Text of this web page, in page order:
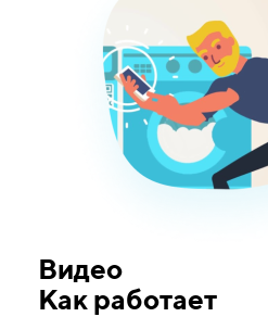
Видео
Как работает